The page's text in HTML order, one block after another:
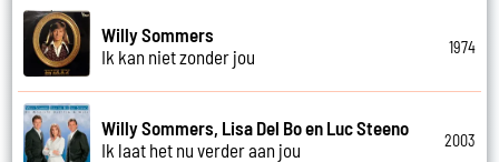
Willy Sommers
Ik kan niet zonder jou
1974
Willy Sommers, Lisa Del Bo en Luc Steeno
Ik laat het nu verder aan jou
2003